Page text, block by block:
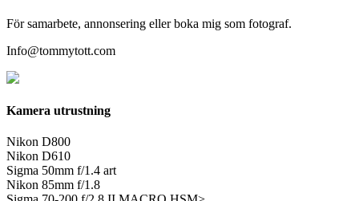
För samarbete, annonsering eller boka mig som fotograf.
Info@tommytott.com
Kamera utrustning
Nikon D800
Nikon D610
Sigma 50mm f/1.4 art
Nikon 85mm f/1.8